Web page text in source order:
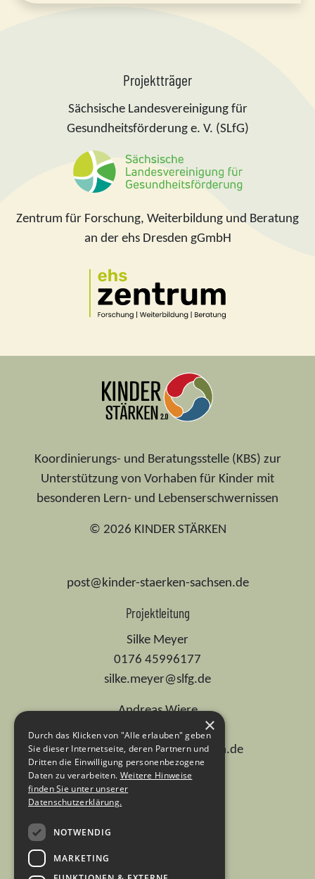
Projektträger
Sächsische Landesvereinigung für
Gesundheitsförderung e. V. (SLfG)
Zentrum für Forschung, Weiterbildung und Beratung
an der ehs Dresden gGmbH
Koordinierungs- und Beratungsstelle (KBS) zur
Unterstützung von Vorhaben für Kinder mit
besonderen Lern- und Lebenserschwernissen
© 2026 KINDER STÄRKEN
post@kinder-staerken-sachsen.de
Projektleitung
Silke Meyer
0176 45996177
silke.meyer@slfg.de
Andreas Wiere
0176 74701737
andreas.wiere@ehs-dresden.de
Dr. Ute Günther
0155 67536336
×
Durch das Klicken von "Alle erlauben" geben
Sie dieser Internetseite, deren Partnern und
Dritten die Einwilligung personenbezogene
Daten zu verarbeiten. Weitere Hinweise
finden Sie unter unserer
Datenschutzerklärung.
NOTWENDIG
MARKETING